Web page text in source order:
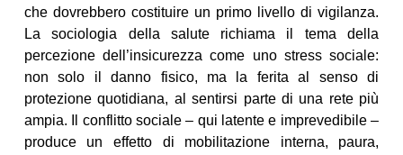
che dovrebbero costituire un primo livello di vigilanza.
La sociologia della salute richiama il tema della
percezione dell’insicurezza come uno stress sociale:
non solo il danno fisico, ma la ferita al senso di
protezione quotidiana, al sentirsi parte di una rete più
ampia. Il conflitto sociale – qui latente e imprevedibile –
produce un effetto di mobilitazione interna, paura,